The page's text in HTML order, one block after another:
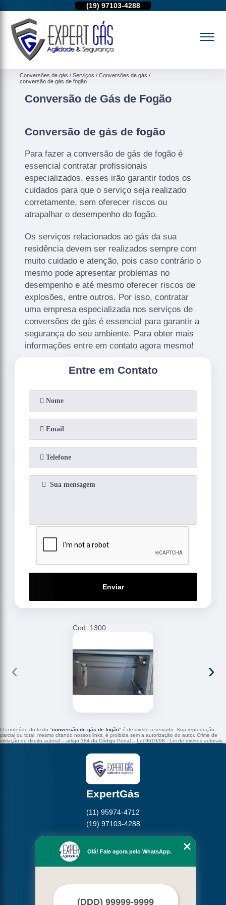
(19) 97103-4288
Conversões de gás Serviços
Conversões de gás
conversão de gás de fogão
Conversão de Gás de Fogão
Conversão de gás de fogão
Para fazer a conversão de gás de fogão é
essencial contratar profissionais
especializados, esses irão garantir todos os
cuidados para que o serviço seja realizado
corretamente, sem oferecer riscos ou
atrapalhar o desempenho do fogão.
Os serviços relacionados ao gás da sua
residência devem ser realizados sempre com
muito cuidado e atenção, pois caso contrário o
mesmo pode apresentar problemas no
desempenho e até mesmo oferecer riscos de
explosões, entre outros. Por isso, contratar
uma empresa especializada nos serviços de
conversões de gás é essencial para garantir a
segurança do seu ambiente. Para obter mais
informações entre em contato agora mesmo!
Entre em Contato
Enviar
Cod.:1300
‹ ›
O conteúdo do texto "conversão de gás de fogão" é de direito reservado. Sua reprodução,
parcial ou total, mesmo citando nossos links, é proibida sem a autorização do autor. Crime de
violação de direito autoral – artigo 184 do Código Penal – Lei 9610/98 - Lei de direitos autorais
ExpertGás
(11) 95974-4712
(19) 97103-4288
Empresa
Missão
Mapa do site
Olá! Fale agora pelo WhatsApp.